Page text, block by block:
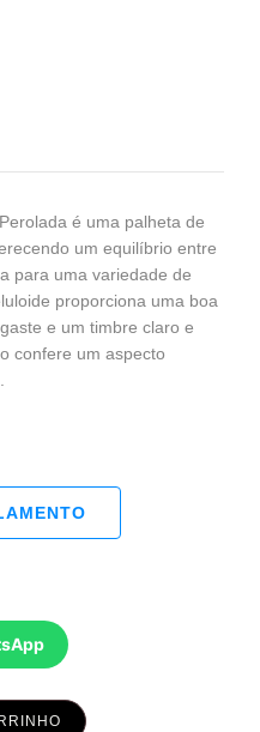
é uma palheta de
um equilíbrio entre
para uma variedade de
proporciona uma boa
e um timbre claro e
confere um aspecto